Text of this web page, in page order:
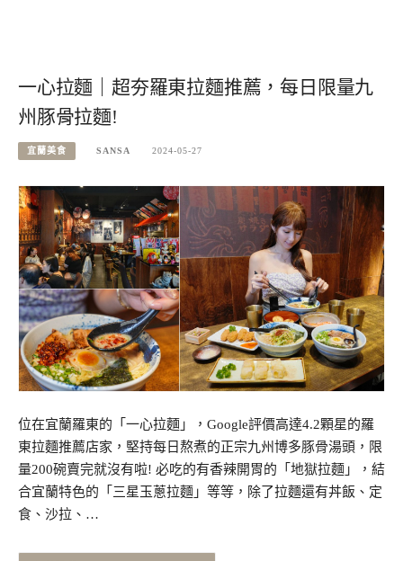
一心拉麵｜超夯羅東拉麵推薦，每日限量九
州豚骨拉麵!
宜蘭美食 SANSA 2024-05-27
位在宜蘭羅東的「一心拉麵」，Google評價高達4.2顆星的羅
東拉麵推薦店家，堅持每日熬煮的正宗九州博多豚骨湯頭，限
量200碗賣完就沒有啦! 必吃的有香辣開胃的「地獄拉麵」，結
合宜蘭特色的「三星玉蔥拉麵」等等，除了拉麵還有丼飯、定
食、沙拉、…